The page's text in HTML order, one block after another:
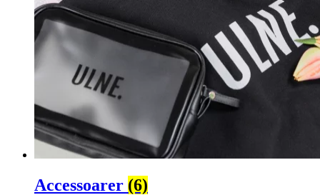
Accessoarer (6)